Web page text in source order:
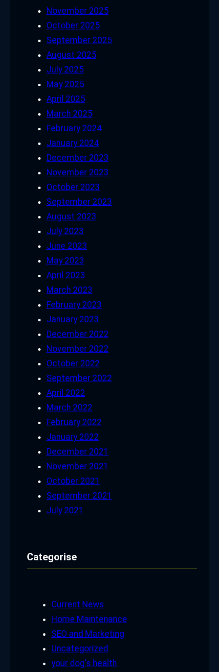
November 2025
October 2025
September 2025
August 2025
July 2025
May 2025
April 2025
March 2025
February 2024
January 2024
December 2023
November 2023
October 2023
September 2023
August 2023
July 2023
June 2023
May 2023
April 2023
March 2023
February 2023
January 2023
December 2022
November 2022
October 2022
September 2022
April 2022
March 2022
February 2022
January 2022
December 2021
November 2021
October 2021
September 2021
July 2021
Categorise
Current News
Home Maintenance
SEO and Marketing
Uncategorized
your dog's health